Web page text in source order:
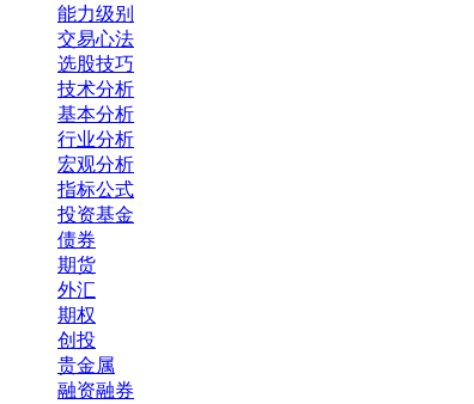
能力级别
交易心法
选股技巧
技术分析
基本分析
行业分析
宏观分析
指标公式
投资基金
债券
期货
外汇
期权
创投
贵金属
融资融券